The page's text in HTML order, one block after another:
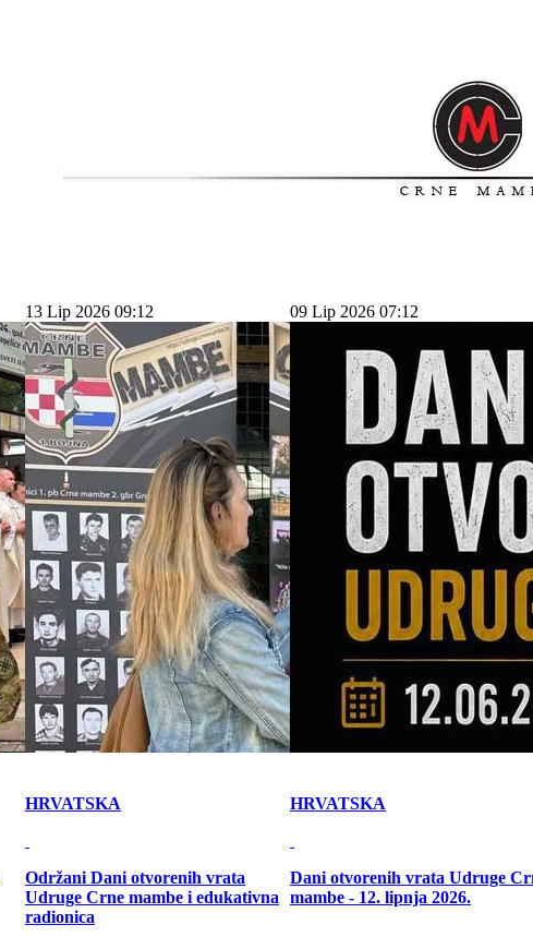
13 Lip 2026 09:12
HRVATSKA
Održani Dani otvorenih vrata
Udruge Crne mambe i edukativna
radionica
09 Lip 2026 07:12
HRVATSKA
Dani otvorenih vrata Udruge
mambe - 12. lipnja 2026.